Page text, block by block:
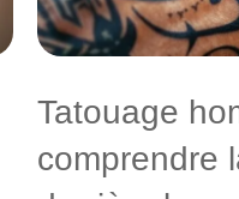
Tatouage
comprendre